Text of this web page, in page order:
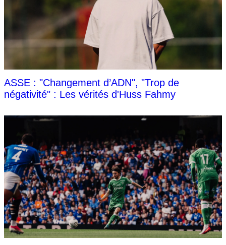
ASSE : "Changement d’ADN", "Trop de
négativité" : Les vérités d'Huss Fahmy